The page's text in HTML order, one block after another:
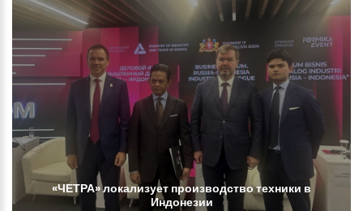
«ЧЕТРА»локализует производствотехники в
Индонезии